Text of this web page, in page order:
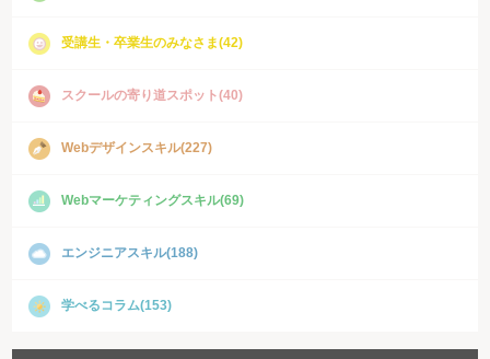
受講生・卒業生のみなさま(42)
スクールの寄り道スポット(40)
Webデザインスキル(227)
Webマーケティングスキル(69)
エンジニアスキル(188)
学べるコラム(153)